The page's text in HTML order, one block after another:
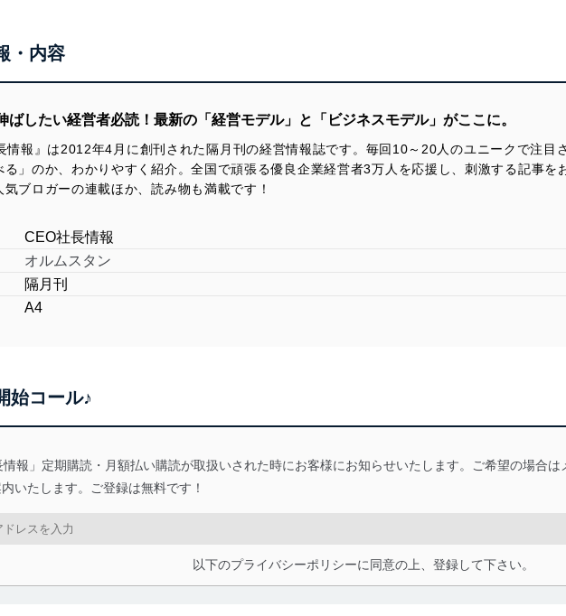
・内容
ばしたい経営者必読！最新の「経営モデル」と「ビジネスモデル」がここに。
情報』は2012年4月に創刊された隔月刊の経営情報誌です。毎回10～20人のユニークで注目
る」のか、わかりやすく紹介。全国で頑張る優良企業経営者3万人を応援し、刺激する記事
気ブロガーの連載ほか、読み物も満載です！
CEO社長情報
オルムスタン
隔月刊
A4
始コール♪
情報」定期購読・月額払い購読が取扱いされた時にお客様にお知らせいたします。ご希望の場合
いたします。ご登録は無料です！
以下のプライバシーポリシーに同意の上、登録して下さい。